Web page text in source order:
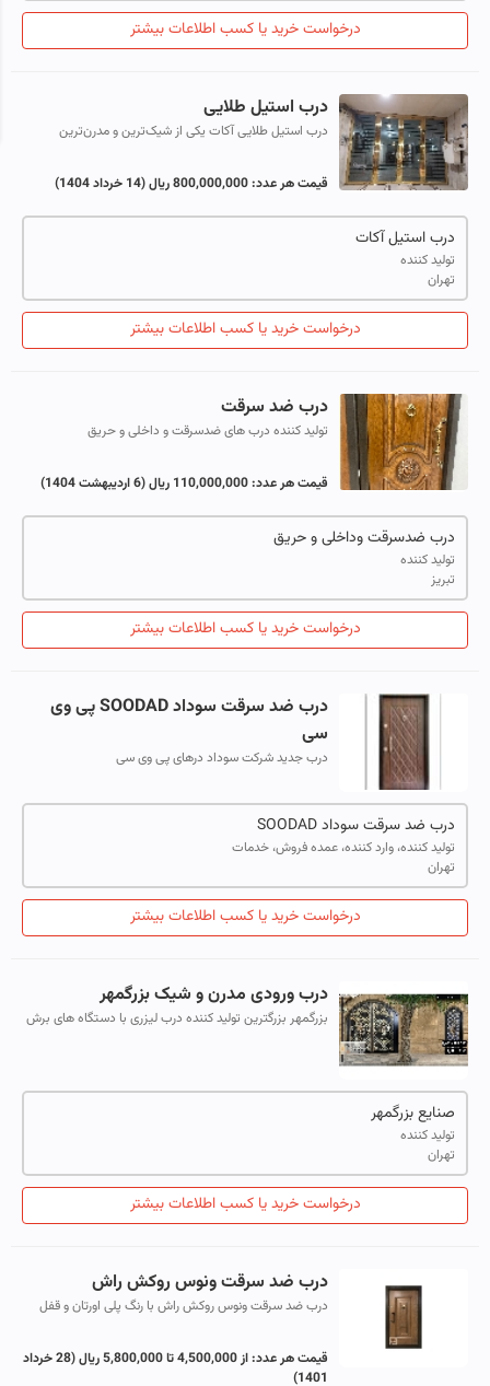
درخواست خرید یا کسب اطلاعات بیشتر
درب استیل طلایی
درب استیل طلایی آکات یکی از شیک‌ترین و مدرن‌ترین
قیمت هر عدد:800,000,000 ریال (14 خرداد 1404)
درب استیل آکات
تولید کننده
تهران
درخواست خرید یا کسب اطلاعات بیشتر
درب ضد سرقت
تولید کننده درب های ضدسرقت و داخلی و حریق
قیمت هر عدد:110,000,000 ریال (6 اردیبهشت 1404)
درب ضدسرقت وداخلی و حریق
تولید کننده
تبریز
درخواست خرید یا کسب اطلاعات بیشتر
درب ضد سرقت سوداد SOODAD پی وی
سی
درب جدید شرکت سوداد درهای پی وی سی
درب ضد سرقت سوداد SOODAD
تولید کننده، وارد کننده، عمده فروش، خدمات
تهران
درخواست خرید یا کسب اطلاعات بیشتر
درب ورودی مدرن و شیک بزرگمهر
بزرگمهر بزرگترین تولید کننده درب لیزری با دستگاه های برش
صنایع بزرگمهر
تولید کننده
تهران
درخواست خرید یا کسب اطلاعات بیشتر
درب ضد سرقت ونوس روکش راش
درب ضد سرقت ونوس روکش راش با رنگ پلی اورتان و قفل
قیمت هر عدد:از 4,500,000 تا 5,800,000 ریال
(28 خرداد
1401)